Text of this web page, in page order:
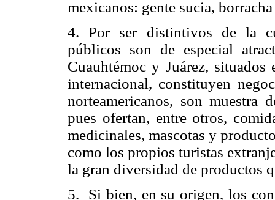
mexicanos: gente sucia,
4. Por ser distintivos de la
públicos son de especial
Cuauhtémoc y Juárez,
internacional, constituyen
norteamericanos, son muestra
pues ofertan, entre otros,
medicinales, mascotas y
como los propios turistas
la gran diversidad de productos
5. Si bien, en su origen, los